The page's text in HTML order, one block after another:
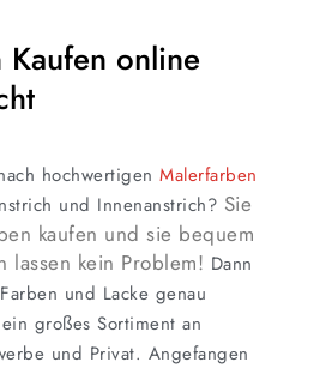
online
hochwertigenMalerfarben
und Innenanstrich? Sie
kaufen und sie bequem
lassen kein Problem! Dann
und Lacke genau
großes Sortiment an
und Privat. Angefangen